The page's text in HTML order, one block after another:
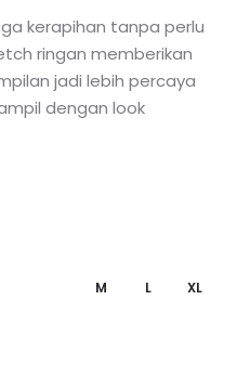
kerapihan tanpa perlu
ringan memberikan
jadi lebih percaya
dengan look
M L XL